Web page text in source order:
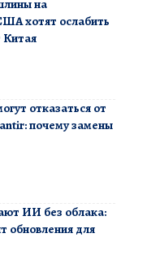
на
хотят ослабить
Китая
отказаться от
почему замены
ИИ без облака:
обновления для